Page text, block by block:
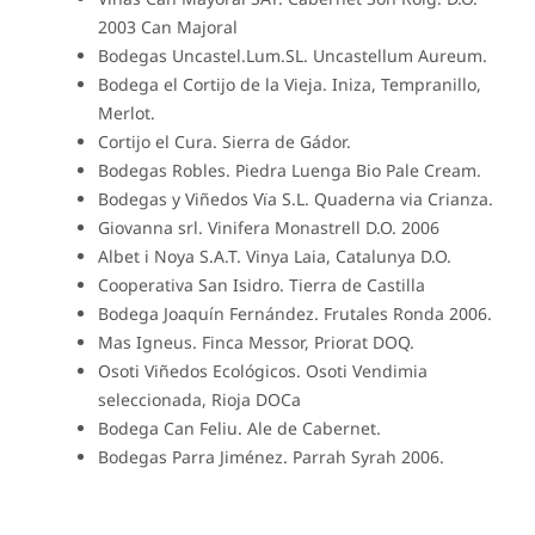
2003 Can Majoral
Bodegas Uncastel.Lum.SL. Uncastellum Aureum.
Bodega el Cortijo de la Vieja. Iniza, Tempranillo,
Merlot.
Cortijo el Cura. Sierra de Gádor.
Bodegas Robles. Piedra Luenga Bio Pale Cream.
Bodegas y Viñedos Vïa S.L. Quaderna via Crianza.
Giovanna srl. Vinifera Monastrell D.O. 2006
Albet i Noya S.A.T. Vinya Laia, Catalunya D.O.
Cooperativa San Isidro. Tierra de Castilla
Bodega Joaquín Fernández. Frutales Ronda 2006.
Mas Igneus. Finca Messor, Priorat DOQ.
Osoti Viñedos Ecológicos. Osoti Vendimia
seleccionada, Rioja DOCa
Bodega Can Feliu. Ale de Cabernet.
Bodegas Parra Jiménez. Parrah Syrah 2006.